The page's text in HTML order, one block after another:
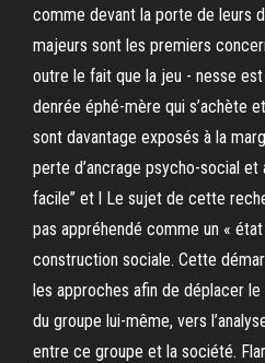
comme devant la porte de leurs
majeurs sont les premiers
outre le fait que la jeu - nesse
denrée éphé-mère qui s’achète
sont davantage exposés à la
perte d’ancrage psycho-social et
facile” et l Le sujet de cette
pas appréhendé comme un «
construction sociale. Cette
les approches afin de déplacer le
du groupe lui-même, vers
entre ce groupe et la société.